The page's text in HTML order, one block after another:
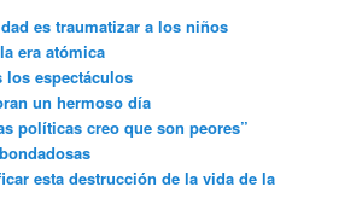
es traumatizar a los niños
era atómica
los espectáculos
un hermoso día
políticas creo que son peores”
esta destrucción de la vida de la